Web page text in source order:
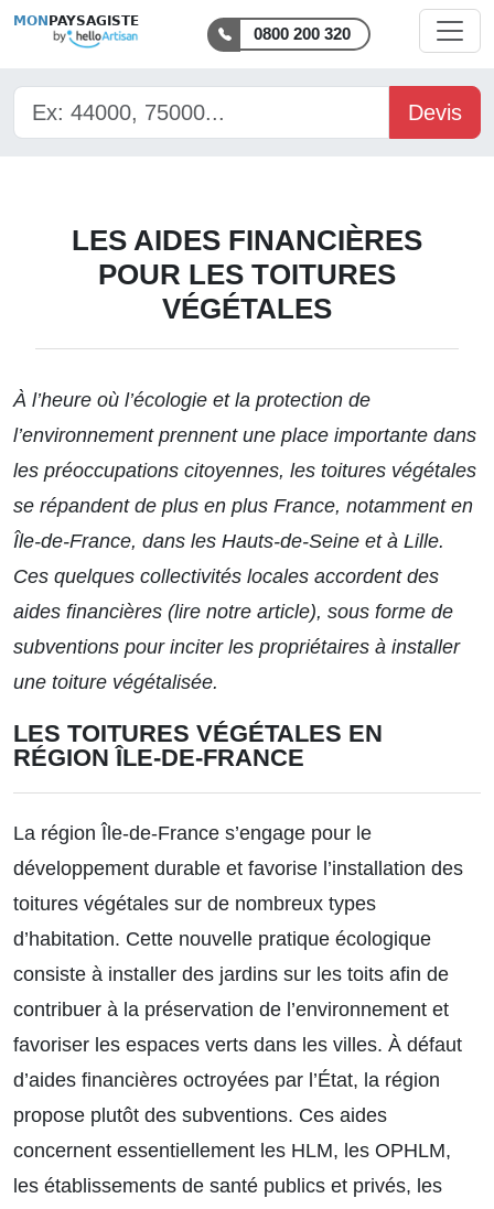
MON PAYSAGISTE
0800 200 320
Devis
LES AIDES FINANCIÈRES
POUR LES TOITURES
VÉGÉTALES
À l’heure où l’écologie et la protection de
l’environnement prennent une place importante dans
les préoccupations citoyennes, les toitures végétales
se répandent de plus en plus France, notamment en
Île-de-France, dans les Hauts-de-Seine et à Lille.
Ces quelques collectivités locales accordent des
aides financières (lire notre article), sous forme de
subventions pour inciter les propriétaires à installer
une toiture végétalisée.
LES TOITURES VÉGÉTALES EN
RÉGION ÎLE-DE-FRANCE
La région Île-de-France s’engage pour le
développement durable et favorise l’installation des
toitures végétales sur de nombreux types
d’habitation. Cette nouvelle pratique écologique
consiste à installer des jardins sur les toits afin de
contribuer à la préservation de l’environnement et
favoriser les espaces verts dans les villes. À défaut
d’aides financières octroyées par l’État, la région
propose plutôt des subventions. Ces aides
concernent essentiellement les HLM, les OPHLM,
les établissements de santé publics et privés, les